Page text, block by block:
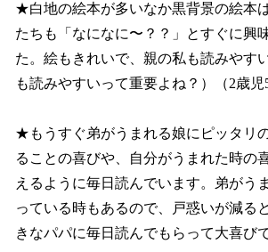
★白地の絵本が多いなか黒背景の絵本
たちも「なになに〜？？」とすぐに興
た。絵もきれいで、親の私も読みやす
も読みやすいって重要よね？）（2歳児
★もうすぐ弟がうまれる娘にピッタリ
ることの喜びや、自分がうまれた時の
えるように毎日読んでいます。弟がう
っている時もあるので、戸惑いが減る
きなパパに毎日読んでもらって大喜び